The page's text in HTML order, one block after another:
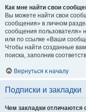
Как мне найти свои
Вы можете найти свои
сообщения» в личном
сообщения пользователя»
или по ссылке «Ваши
Чтобы найти созданные
поиска, заполнив
Вернуться к началу
Подписки и закладки
Чем закладки отличаются